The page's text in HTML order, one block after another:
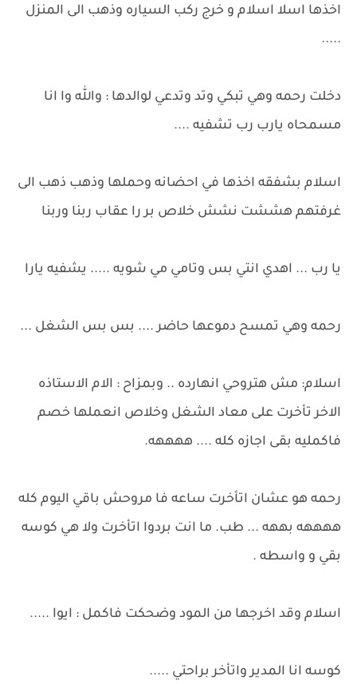
اخذها اسلا اسلام و خرج ركب السياره وذهب الى المنزل
.....
دخلت رحمه وهي تبكي وتد وتدعي لوالدها : والله وا انا
مسمحاه يارب رب تشفيه ....
اسلام بشفقه اخذها في احضانه وحملها وذهب ذهب الى
غرفتهم هششت نشش خلاص بر را عقاب ربنا وربنا
يا رب ... اهدي انتي بس وتامي مي شويه ..... يشفيه يارا
رحمه وهي تمسح دموعها حاضر .... بس بس الشغل ...
اسلام: مش هتروحي انهارده .. وبمزاح : الام الاستاذه
الاخر تأخرت على معاد الشغل وخلاص انعملها خصم
فاكمليه بقى اجازه كله .... ههههه.
رحمه هو عشان اتأخرت ساعه فا مروحش باقي اليوم كله
ههههه بههه ... طب. ما انت بردوا اتأخرت ولا هي كوسه
بقي و واسطه .
اسلام وقد اخرجها من المود وضحكت فاكمل : ايوا .....
كوسه انا المدير واتأخر براحتي .....